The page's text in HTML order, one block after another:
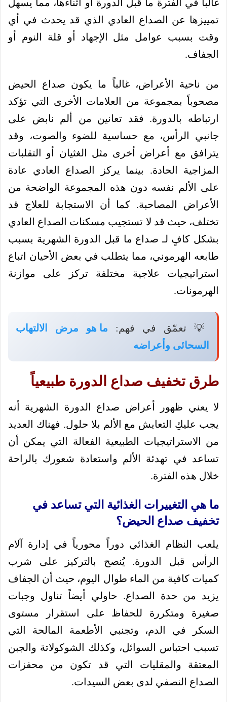
غالباً في الفترة ما قبل الدورة أو أثناءها، مما يسهل
تمييزها عن الصداع العادي الذي قد يحدث في أي
وقت بسبب عوامل مثل الإجهاد أو قلة النوم أو
الجفاف.
من ناحية الأعراض، غالباً ما يكون صداع الحيض
مصحوباً بمجموعة من العلامات الأخرى التي تؤكد
ارتباطه بالدورة. فقد تعانين من ألم نابض على
جانبي الرأس، مع حساسية للضوء والصوت، وقد
يترافق مع أعراض أخرى مثل الغثيان أو التقلبات
المزاجية الحادة. بينما يركز الصداع العادي عادة
على الألم نفسه دون هذه المجموعة الواضحة من
الأعراض المصاحبة. كما أن الاستجابة للعلاج قد
تختلف، حيث قد لا تستجيب مسكنات الصداع العادي
بشكل كافٍ لـ صداع ما قبل الدورة الشهرية بسبب
طابعه الهرموني، مما يتطلب في بعض الأحيان اتباع
استراتيجيات علاجية مختلفة تركز على موازنة
الهرمونات.
💡 تعمّق في فهم: ما هو مرض الالتهاب
السحائى وأعراضه
طرق تخفيف صداع الدورة طبيعياً
لا يعني ظهور أعراض صداع الدورة الشهرية أنه
يجب عليكِ التعايش مع الألم بلا حلول. فهناك العديد
من الاستراتيجيات الطبيعية الفعالة التي يمكن أن
تساعد في تهدئة الألم واستعادة شعورك بالراحة
خلال هذه الفترة.
ما هي التغييرات الغذائية التي تساعد في
تخفيف صداع الحيض؟
يلعب النظام الغذائي دوراً محورياً في إدارة آلام
الرأس قبل الدورة. يُنصح بالتركيز على شرب
كميات كافية من الماء طوال اليوم، حيث أن الجفاف
يزيد من حدة الصداع. حاولي أيضاً تناول وجبات
صغيرة ومتكررة للحفاظ على استقرار مستوى
السكر في الدم، وتجنبي الأطعمة المالحة التي
تسبب احتباس السوائل، وكذلك الشوكولاتة والجبن
المعتقة والمقليات التي قد تكون من محفزات
الصداع النصفي لدى بعض السيدات.